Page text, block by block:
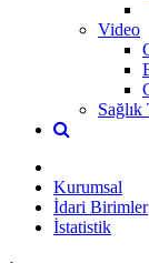
Video
Kurumsal
İdari Birimler
İstatistik